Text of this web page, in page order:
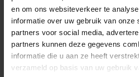
en om ons websiteverkeer te
informatie over uw gebruik van onze
partners voor social media,
partners kunnen deze gegevens
informatie die u aan ze heeft
verzameld op basis van uw gebruik
KELFORT Gevelplaatschroef
6,3X19MM
Niet op voorraad, levertijd 1 tot
Gtin: 8714678257117,BMKE5525711
Artikelnummer merk: 5525711